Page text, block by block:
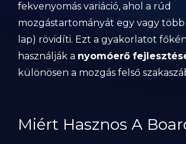
fekvenyomás variáció, ahol a rúd
mozgástartományát egy vagy több
lap) rövidíti. Ezt a gyakorlatot
használják a nyomóerő
különösen a mozgás felső
Miért Hasznos A